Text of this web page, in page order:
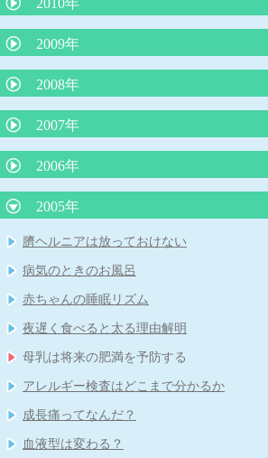
子どもを抱きしめるほど頭が良くなる
「子どもののほめ方、叱り方」
重症なアレルギー性鼻炎とレーザー治療
「重症なアレルギー性鼻炎とレーザー治療
食物アレルギーと離乳食
牛乳と便秘
赤ちゃんの抜け毛
「赤ちゃんの涙目、めやに」について
抱きぐせは悪くない
卒乳と抱擁
「心雑音」について
夏に流行る「ヤケド虫」
３歳までの子育てに大切なこと その２
赤ちゃんの授乳について
B型肝炎予防ワクチンを受けましょう！
B型肝炎ワクチンを受けましょう！その２
４歳の頃に本をたくさん読むと頭が良くな
赤ちゃんを泣き止ませるための必殺アラカ
妊娠と知らずに麻疹風疹混合ワクチンや風
場合
ヒトメタニューモウイルス感染症について
タバコはPM2.5の塊だ
肺炎球菌、ヒブワクチンの重要性
夏に流行るエンテロウイルス感染症
腸管出血性大腸菌について
母乳育児の素晴らしさ
2010年
喘息の患者さんの治療（予防）について
低カルシウムをひき起こす食品
夏に流行る病気について
ロタウイルス胃腸炎にご注意を！
RSウイルス感染症について
2009年
インフルエンザの重篤な合併症
夏に流行るエンテロウイルス感染症につい
平和のいのり
長く続く咳
カゼに副鼻腔炎はつきもの
2008年
子どものじんましん
子どもの諸症状の考え方と対処について
起立性調節障害：ODについて
虫さされ
子どものおちんちんや肛門付近の病気
子どものメタボリック症候群
子どもは何処まで親に似るのか
みかんの季節と黄色い手足
2007年
ノロウイルスの猛威
喘息予防の最前線
子どものおっぱいの話
うんちの色の話
傷は消毒しないで！
紫外線対策は子どもの頃から
胃炎、腸炎を除く子どもの腹痛
タミフルを飲んでも飲まなくても１－２日
さないで！
子どもの中耳炎に対する先進国での対応
2006年
冬場に流行る要注意な病気
2005年
臍ヘルニアは放っておけない
病気のときのお風呂
赤ちゃんの睡眠リズム
夜遅く食べると太る理由解明
母乳は将来の肥満を予防する
アレルギー検査はどこまで分かるか
成長痛ってなんだ？
血液型は変わる？